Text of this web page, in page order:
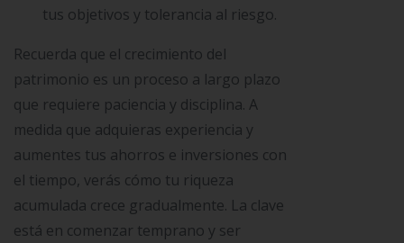
tus objetivos y tolerancia al riesgo.
Recuerda que el crecimiento del
patrimonio es un proceso a largo plazo
que requiere paciencia y disciplina. A
medida que adquieras experiencia y
aumentes tus ahorros e inversiones con
el tiempo, verás cómo tu riqueza
acumulada crece gradualmente. La clave
está en comenzar temprano y ser